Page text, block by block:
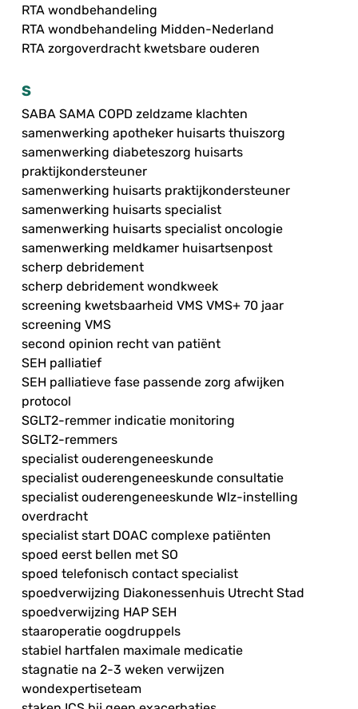
RTA wondbehandeling
RTA wondbehandeling Midden-Nederland
RTA zorgoverdracht kwetsbare ouderen
S
SABA SAMA COPD zeldzame klachten
samenwerking apotheker huisarts thuiszorg
samenwerking diabeteszorg huisarts
praktijkondersteuner
samenwerking huisarts praktijkondersteuner
samenwerking huisarts specialist
samenwerking huisarts specialist oncologie
samenwerking meldkamer huisartsenpost
scherp debridement
scherp debridement wondkweek
screening kwetsbaarheid VMS VMS+ 70 jaar
screening VMS
second opinion recht van patiënt
SEH palliatief
SEH palliatieve fase passende zorg afwijken
protocol
SGLT2-remmer indicatie monitoring
SGLT2-remmers
specialist ouderengeneeskunde
specialist ouderengeneeskunde consultatie
specialist ouderengeneeskunde Wlz-instelling
overdracht
specialist start DOAC complexe patiënten
spoed eerst bellen met SO
spoed telefonisch contact specialist
spoedverwijzing Diakonessenhuis Utrecht Stad
spoedverwijzing HAP SEH
staaroperatie oogdruppels
stabiel hartfalen maximale medicatie
stagnatie na 2-3 weken verwijzen
wondexpertiseteam